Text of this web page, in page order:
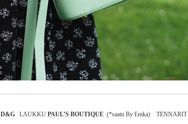
D&G LAUKKU PAUL’S BOUTIQUE (*saatu By Emka) TENNARIT